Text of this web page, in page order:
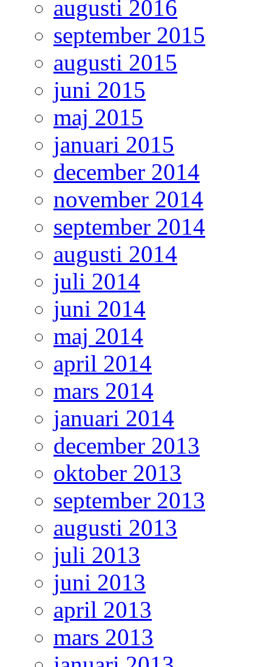
augusti 2016
september 2015
augusti 2015
juni 2015
maj 2015
januari 2015
december 2014
november 2014
september 2014
augusti 2014
juli 2014
juni 2014
maj 2014
april 2014
mars 2014
januari 2014
december 2013
oktober 2013
september 2013
augusti 2013
juli 2013
juni 2013
april 2013
mars 2013